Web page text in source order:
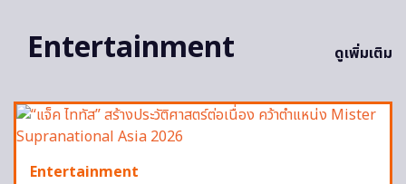
Entertainment
ดูเพิ่มเติม
Entertainment